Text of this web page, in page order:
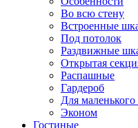
Во всю стену
Встроенные
Под потолок
Раздвижные
Открытая
Распашные
Гардероб
Для
Эконом
Гостиные